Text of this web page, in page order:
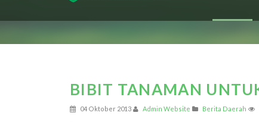
BIBIT TANAMAN
04 Oktober 2013 Admin Website Berita Daerah